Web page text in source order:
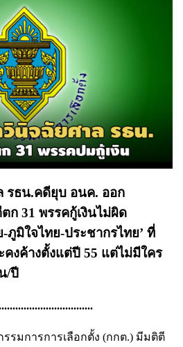
รธน.คดียุบ อนค. ออก
31 พรรคกู้เงินไม่ผิด
-ภูมิใจไทย-ประชากรไทย’ ที่
คงค้างตั้งแต่ปี 55 แต่ไม่มีใคร
/ปี
รมการการเลือกตั้ง (กกต.) มีมติตี